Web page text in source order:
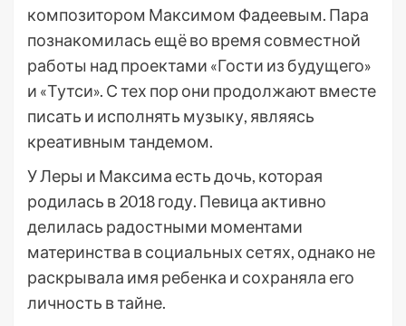
композитором Максимом Фадеевым. Пара
познакомилась ещё во время совместной
работы над проектами «Гости из будущего»
и «Тутси». С тех пор они продолжают вместе
писать и исполнять музыку, являясь
креативным тандемом.
У Леры и Максима есть дочь, которая
родилась в 2018 году. Певица активно
делилась радостными моментами
материнства в социальных сетях, однако не
раскрывала имя ребенка и сохраняла его
личность в тайне.